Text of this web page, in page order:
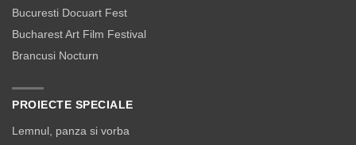
Bucuresti Docuart Fest
Bucharest Art Film Festival
Brancusi Nocturn
PROIECTE SPECIALE
Lemnul, panza si vorba